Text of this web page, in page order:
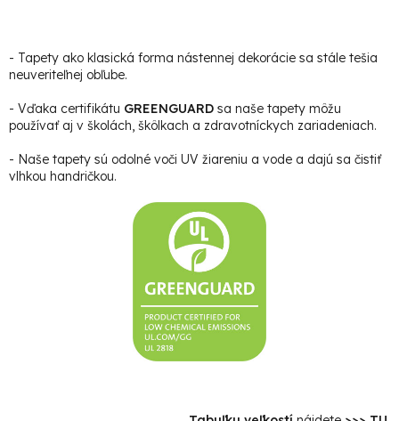
- Tapety ako klasická forma nástennej dekorácie sa stále tešia
neuveriteľnej obľube.
- Vďaka certifikátu GREENGUARD sa naše tapety môžu
používať aj v školách, škôlkach a zdravotníckych zariadeniach.
- Naše tapety sú odolné voči UV žiareniu a vode a dajú sa čistiť
vlhkou handričkou.